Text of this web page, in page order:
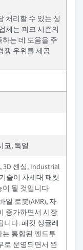
처리할 수 있는 싱
체는 피크 시즌의
는 데 도움을 주
쟁 우위를 제공
코, 독일
3D 센싱, Industrial
술이 차세대 패킷
이 될 것입니다
일 로봇(AMR), 자
증가하면서 시장
니다. 패킷 싱귤레
통합된 엔드투
로 운영되면서 완